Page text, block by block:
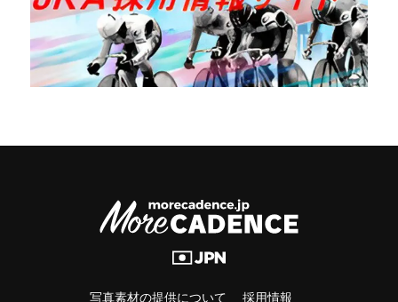
写真素材の提供について 採用情報